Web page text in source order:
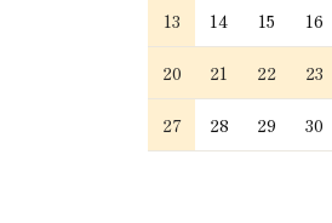
13 14 15 16
20 21 22 23
27 28 29 30